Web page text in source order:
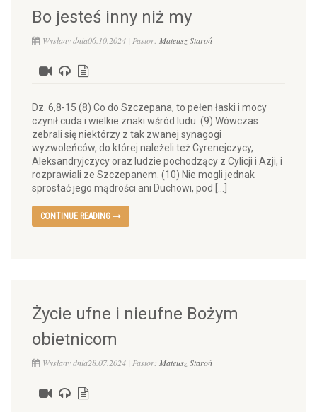
Bo jesteś inny niż my
Wysłany dnia06.10.2024 | Pastor: Mateusz Staroń
Dz. 6,8-15 (8) Co do Szczepana, to pełen łaski i mocy
czynił cuda i wielkie znaki wśród ludu. (9) Wówczas
zebrali się niektórzy z tak zwanej synagogi
wyzwoleńców, do której należeli też Cyrenejczycy,
Aleksandryjczycy oraz ludzie pochodzący z Cylicji i Azji, i
rozprawiali ze Szczepanem. (10) Nie mogli jednak
sprostać jego mądrości ani Duchowi, pod […]
CONTINUE READING
Życie ufne i nieufne Bożym
obietnicom
Wysłany dnia28.07.2024 | Pastor: Mateusz Staroń